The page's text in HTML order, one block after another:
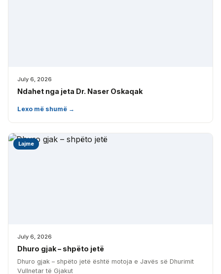
July 6, 2026
Ndahet nga jeta Dr. Naser Oskaqak
Lexo më shumë →
Lajme
July 6, 2026
Dhuro gjak – shpëto jetë
Dhuro gjak – shpëto jetë është motoja e Javës së Dhurimit
Vullnetar të Gjakut